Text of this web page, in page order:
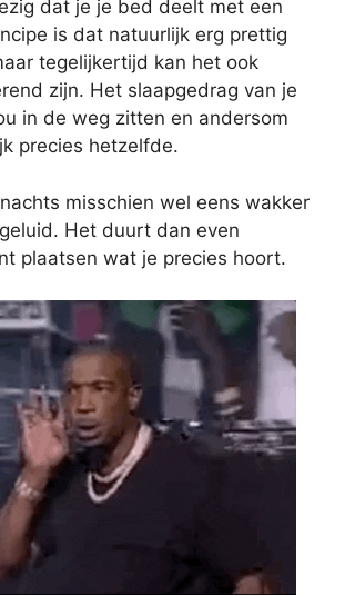
dat je je bed deelt met een
is dat natuurlijk erg prettig
tegelijkertijd kan het ook
zijn. Het slaapgedrag van je
in de weg zitten en andersom
precies hetzelfde.
nachts misschien wel eens wakker
Het duurt dan even
plaatsen wat je precies hoort.